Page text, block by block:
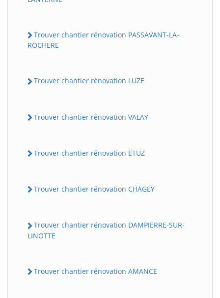
Trouver chantier rénovation PASSAVANT-LA-
ROCHERE
Trouver chantier rénovation LUZE
Trouver chantier rénovation VALAY
Trouver chantier rénovation ETUZ
Trouver chantier rénovation CHAGEY
Trouver chantier rénovation DAMPIERRE-SUR-
LINOTTE
Trouver chantier rénovation AMANCE